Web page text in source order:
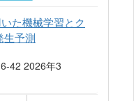
た機械学習とク
生予測
42 2026年3